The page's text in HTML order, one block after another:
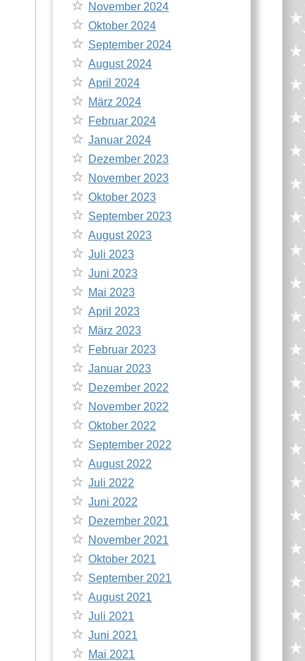
November 2024
Oktober 2024
September 2024
August 2024
April 2024
März 2024
Februar 2024
Januar 2024
Dezember 2023
November 2023
Oktober 2023
September 2023
August 2023
Juli 2023
Juni 2023
Mai 2023
April 2023
März 2023
Februar 2023
Januar 2023
Dezember 2022
November 2022
Oktober 2022
September 2022
August 2022
Juli 2022
Juni 2022
Dezember 2021
November 2021
Oktober 2021
September 2021
August 2021
Juli 2021
Juni 2021
Mai 2021